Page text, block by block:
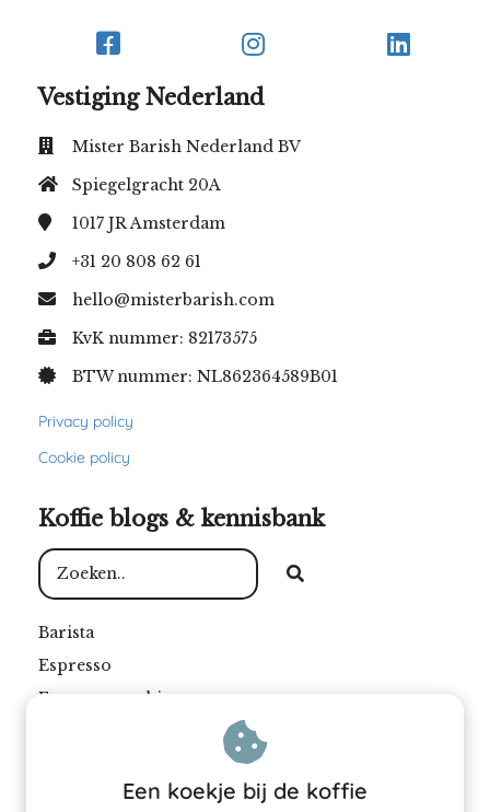
Vestiging Nederland
Mister Barish Nederland BV
Spiegelgracht 20A
1017 JRAmsterdam
+31 20 808 62 61
hello@misterbarish.com
KvK nummer: 82173575
BTW nummer: NL862364589B01
Privacy policy
Cookie policy
Koffie blogs & kennisbank
Barista
Espresso
Espressomachine
Een koekje bij de koffie